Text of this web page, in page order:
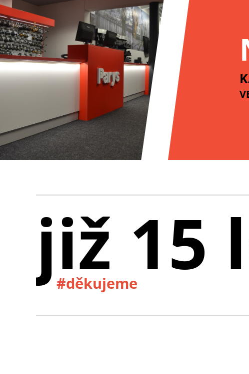
již 15
#děkujeme